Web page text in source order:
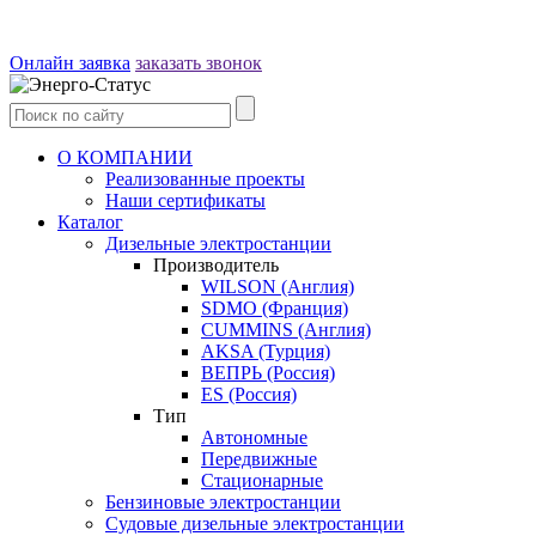
Онлайн заявка заказать звонок
О КОМПАНИИ
Реализованные проекты
Наши сертификаты
Каталог
Дизельные электростанции
Производитель
WILSON (Англия)
SDMO (Франция)
CUMMINS (Англия)
AKSA (Турция)
ВЕПРЬ (Россия)
ES (Россия)
Тип
Автономные
Передвижные
Стационарные
Бензиновые электростанции
Судовые дизельные электростанции